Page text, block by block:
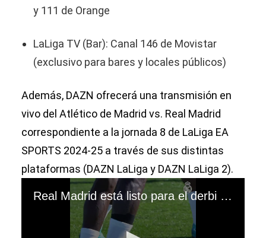
y 111 de Orange
LaLiga TV (Bar): Canal 146 de Movistar
(exclusivo para bares y locales públicos)
Además, DAZN ofrecerá una transmisión en
vivo del Atlético de Madrid vs. Real Madrid
correspondiente a la jornada 8 de LaLiga EA
SPORTS 2024-25 a través de sus distintas
plataformas (DAZN LaLiga y DAZN LaLiga 2).
Real Madrid está listo para el derbi contra el Atlético Madrid. (Video: Real Madrid)